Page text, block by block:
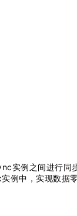
实例之间进行同
例中，实现数据